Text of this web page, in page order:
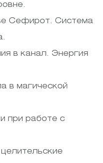
Сефирот. Система
в канал. Энергия
в магической
при работе с